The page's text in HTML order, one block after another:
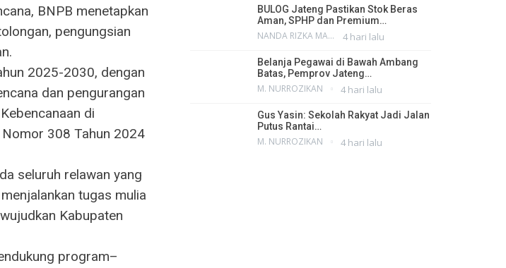
BNPB menetapkan
pengungsian
2025-2030, dengan
dan pengurangan
di
308 Tahun 2024
seluruh relawan yang
tugas mulia
Kabupaten
program–
BULOG Jateng Pastikan Stok Beras
Aman, SPHP dan Premium…
NANDA RIZKA MAHENDRA 4 hari lalu
Belanja Pegawai di Bawah Ambang
Batas, Pemprov Jateng…
M. NURROZIKAN 4 hari lalu
Gus Yasin: Sekolah Rakyat Jadi Jalan
Putus Rantai…
M. NURROZIKAN 4 hari lalu